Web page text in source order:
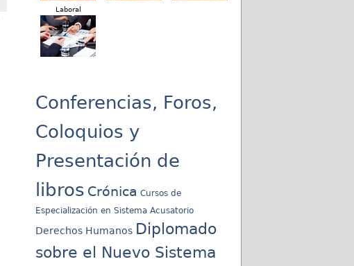
Laboral
Conferencias, Foros,
Coloquios y
Presentación de
libros Crónica Cursos de
Especialización en Sistema Acusatorio
Derechos Humanos Diplomado
sobre el Nuevo Sistema